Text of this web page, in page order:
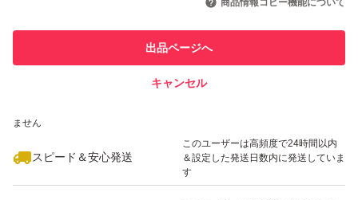
での取引実績があります
ません
スピード＆安心発送
このユーザーは高頻度で24時間以内
＆設定した発送日数内に発送していま
す
商品情報コピー機能について
出品ページへ
キャンセル